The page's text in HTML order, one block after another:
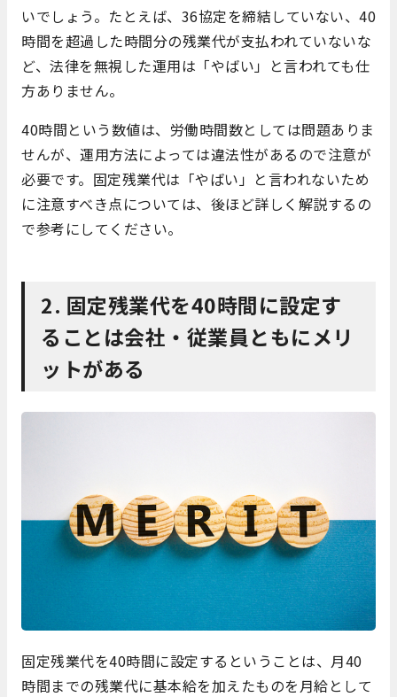
いでしょう。たとえば、36協定を締結していない、40
時間を超過した時間分の残業代が支払われていないな
ど、法律を無視した運用は「やばい」と言われても仕
方ありません。
40時間という数値は、労働時間数としては問題ありま
せんが、運用方法によっては違法性があるので注意が
必要です。固定残業代は「やばい」と言われないため
に注意すべき点については、後ほど詳しく解説するの
で参考にしてください。
2. 固定残業代を40時間に設定す
ることは会社・従業員ともにメリ
ットがある
固定残業代を40時間に設定するということは、月40
時間までの残業代に基本給を加えたものを月給として